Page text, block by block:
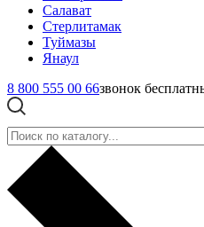
Салават
Стерлитамак
Туймазы
Янаул
8 800 555 00 66звонок